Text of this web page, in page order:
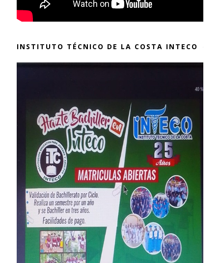
INSTITUTO TÉCNICO DE LA COSTA INTECO